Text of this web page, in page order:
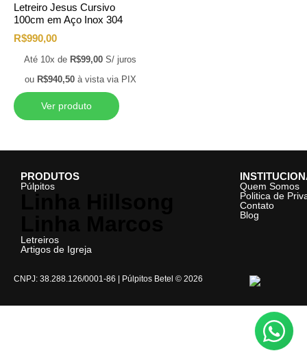
Letreiro Jesus Cursivo
100cm em Aço Inox 304
R$990,00
Até 10x de R$99,00 S/ juros
ou R$940,50 à vista via PIX
Ver produto
PRODUTOS
Púlpitos
Letreiros
Artigos de Igreja
Quem Somos
Politica de
Contato
Blog
CNPJ: 38.288.126/0001-86 | Púlpitos Betel © 2026